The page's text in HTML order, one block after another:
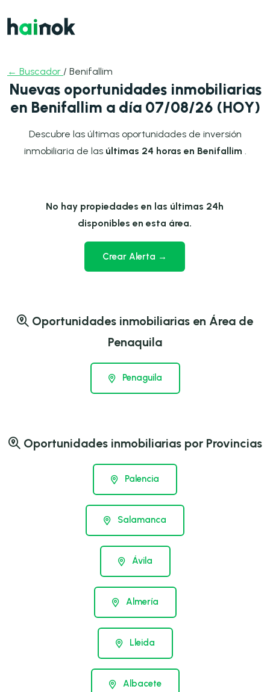
← Buscador / Benifallim
Nuevas oportunidades inmobiliarias
en Benifallim a día 07/08/26 (HOY)
Descubre las últimas oportunidades de inversión
inmobiliaria de las últimas 24 horas en Benifallim
No hay propiedades en las últimas 24h
disponibles en esta área.
Crear Alerta →
Oportunidades inmobiliarias en Área de
Penaquila
Penaguila
Oportunidades inmobiliarias por Provincias
Palencia
Salamanca
Ávila
Almería
Lleida
Albacete